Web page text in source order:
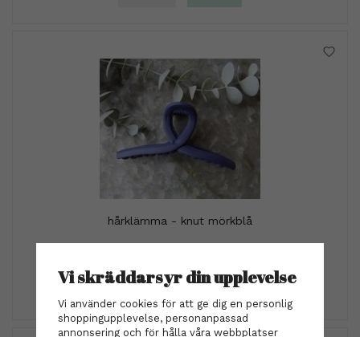
hårklämma - knut mörkblå
INFO KÖP
Vi skräddarsyr din upplevelse
Vi använder cookies för att ge dig en personlig
shoppingupplevelse, personanpassad
annonsering och för hålla våra webbplatser